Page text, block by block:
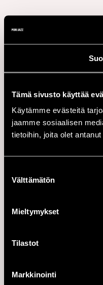
Tämä sivusto käyttää
Käytämme evästeitä
jaamme sosiaalisen
tietoihin, joita olet
valinta
Välttämätön
Mieltymykset
Tilastot
Markkinointi